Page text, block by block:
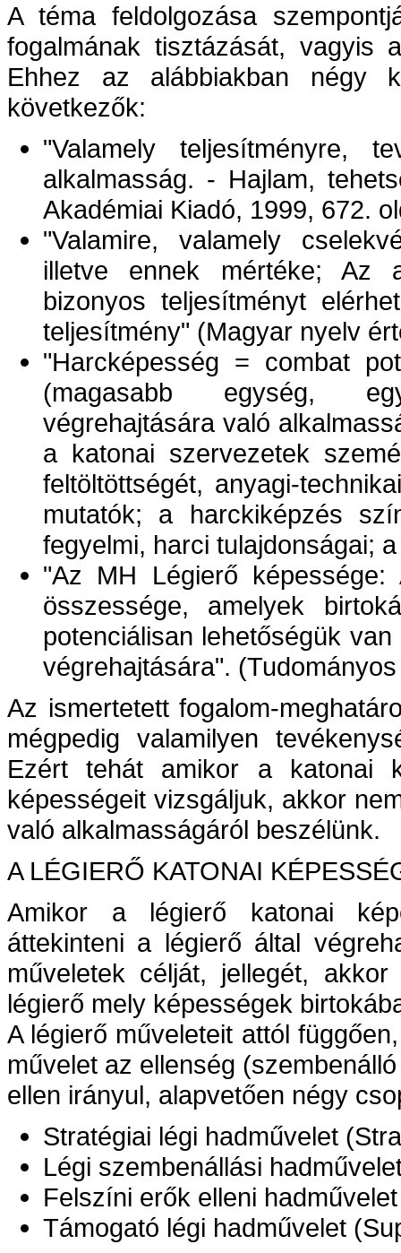
A téma feldolgozása
fogalmának tisztázását,
Ehhez az alábbiakban négy
következők:
"Valamely teljesítményre,
alkalmasság. - Hajlam,
Akadémiai Kiadó, 1999, 672.
"Valamire, valamely
illetve ennek mértéke; Az
bizonyos teljesítményt
teljesítmény" (Magyar nyelv
"Harcképesség = combat
(magasabb egység,
végrehajtására való
a katonai szervezetek
feltöltöttségét, anyagi-
mutatók; a harckiképzés
fegyelmi, harci tulajdonságai;
"Az MH Légierő
összessége, amelyek
potenciálisan lehetőségük
végrehajtására".
Az ismertetett fogalom-
mégpedig valamilyen
Ezért tehát amikor a katonai
képességeit vizsgáljuk, akkor
való alkalmasságáról beszélünk.
A LÉGIERŐ KATONAI
Amikor a légierő katonai
áttekinteni a légierő által
műveletek célját, jellegét,
légierő mely képességek
A légierő műveleteit attól
művelet az ellenség
ellen irányul, alapvetően négy
Stratégiai légi hadművelet
Légi szembenállási
Felszíni erők elleni
Támogató légi hadművelet